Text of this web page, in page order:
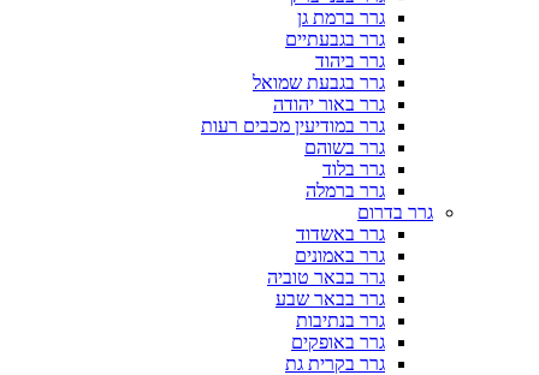
גרר ברמת גן
גרר בגבעתיים
גרר ביהוד
גרר בגבעת שמואל
גרר באור יהודה
גרר במודיעין מכבים רעות
גרר בשוהם
גרר בלוד
גרר ברמלה
גרר בדרום
גרר באשדוד
גרר באמונים
גרר בבאר טוביה
גרר בבאר שבע
גרר בנתיבות
גרר באופקים
גרר בקרית גת